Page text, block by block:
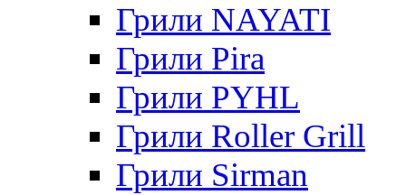
Грили NAYATI
Грили Pira
Грили PYHL
Грили Roller Grill
Грили Sirman